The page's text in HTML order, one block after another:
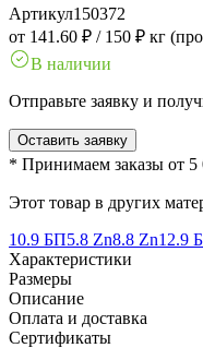
Артикул150372
от 141.60 ₽ / 150 ₽ кг
В наличии
Отправьте заявку и
Оставить заявку
* Принимаем заказы от
Этот товар в других
10.9 БП5.8 Zn8.8 Zn12.9
Характеристики
Размеры
Описание
Оплата и доставка
Сертификаты